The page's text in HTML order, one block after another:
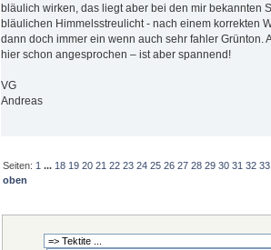
bläulich wirken, das liegt aber bei den mir bekannten
bläulichen Himmelsstreulicht - nach einem korrekten
dann doch immer ein wenn auch sehr fahler Grünton.
hier schon angesprochen – ist aber spannend!
VG
Andreas
Seiten: 1 ... 18 19 20 21 22 23 24 25 26 27 28 29 30 31 32 33
oben